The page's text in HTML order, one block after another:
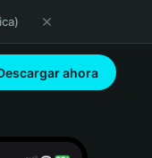
ahora